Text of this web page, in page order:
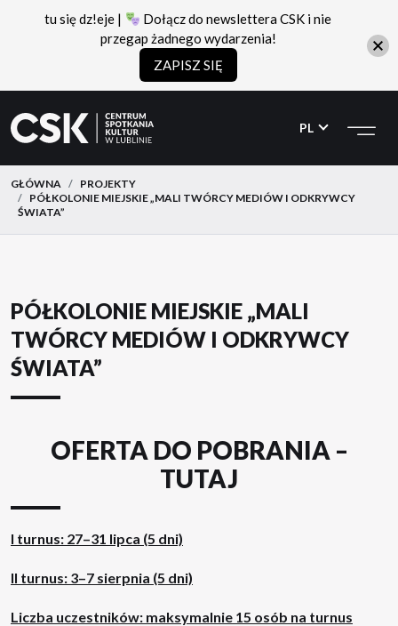
CSK
do
menu
do
treści
PL
GŁÓWNA
PROJEKTY
PÓŁKOLONIE MIEJSKIE „MALI TWÓRCY MEDIÓW I ODKRYWCY
ŚWIATA”
PÓŁKOLONIE MIEJSKIE „MALI
TWÓRCY MEDIÓW I ODKRYWCY
ŚWIATA”
OFERTA DO POBRANIA –
TUTAJ
I turnus: 27–31 lipca (5 dni)
II turnus: 3–7 sierpnia (5 dni)
Liczba uczestników: maksymalnie 15 osób na turnus
tu się dz!eje |
Dołącz do newslettera CSK i nie
przegap żadnego wydarzenia!
ZAPISZ SIĘ